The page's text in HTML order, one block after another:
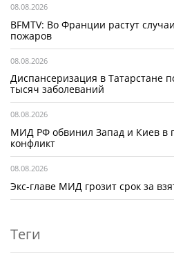
08.08.2026
BFMTV: Во Франции растут
пожаров
08.08.2026
Диспансеризация в Татарстане
тысяч заболеваний
08.08.2026
МИД РФ обвинил Запад и Киев в
конфликт
08.08.2026
Экс-главе МИД грозит срок за
Теги